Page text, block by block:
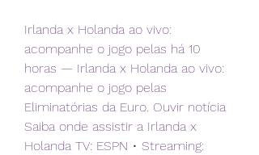
Irlanda x Holanda ao vivo:
acompanhe o jogo pelas há 10
horas — Irlanda x Holanda ao vivo:
acompanhe o jogo pelas
Eliminatórias da Euro. Ouvir notícia
Saiba onde assistir a Irlanda x
Holanda TV: ESPN • Streaming: